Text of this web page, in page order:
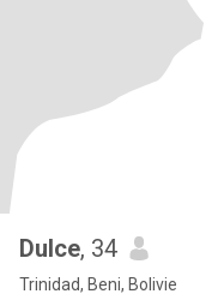
Dulce, 34
Trinidad, Beni, Bolivie